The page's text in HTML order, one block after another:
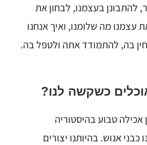
להתבונן בעצמנו, לבחון את
עצמנו מה שלומנו, ואיך אנחנו
בה, להתמודד אתה ולטפל בה.
כשקשה לנו?
אכילה טבוע בהיסטוריה
אנוש. בהיותנו יצורים